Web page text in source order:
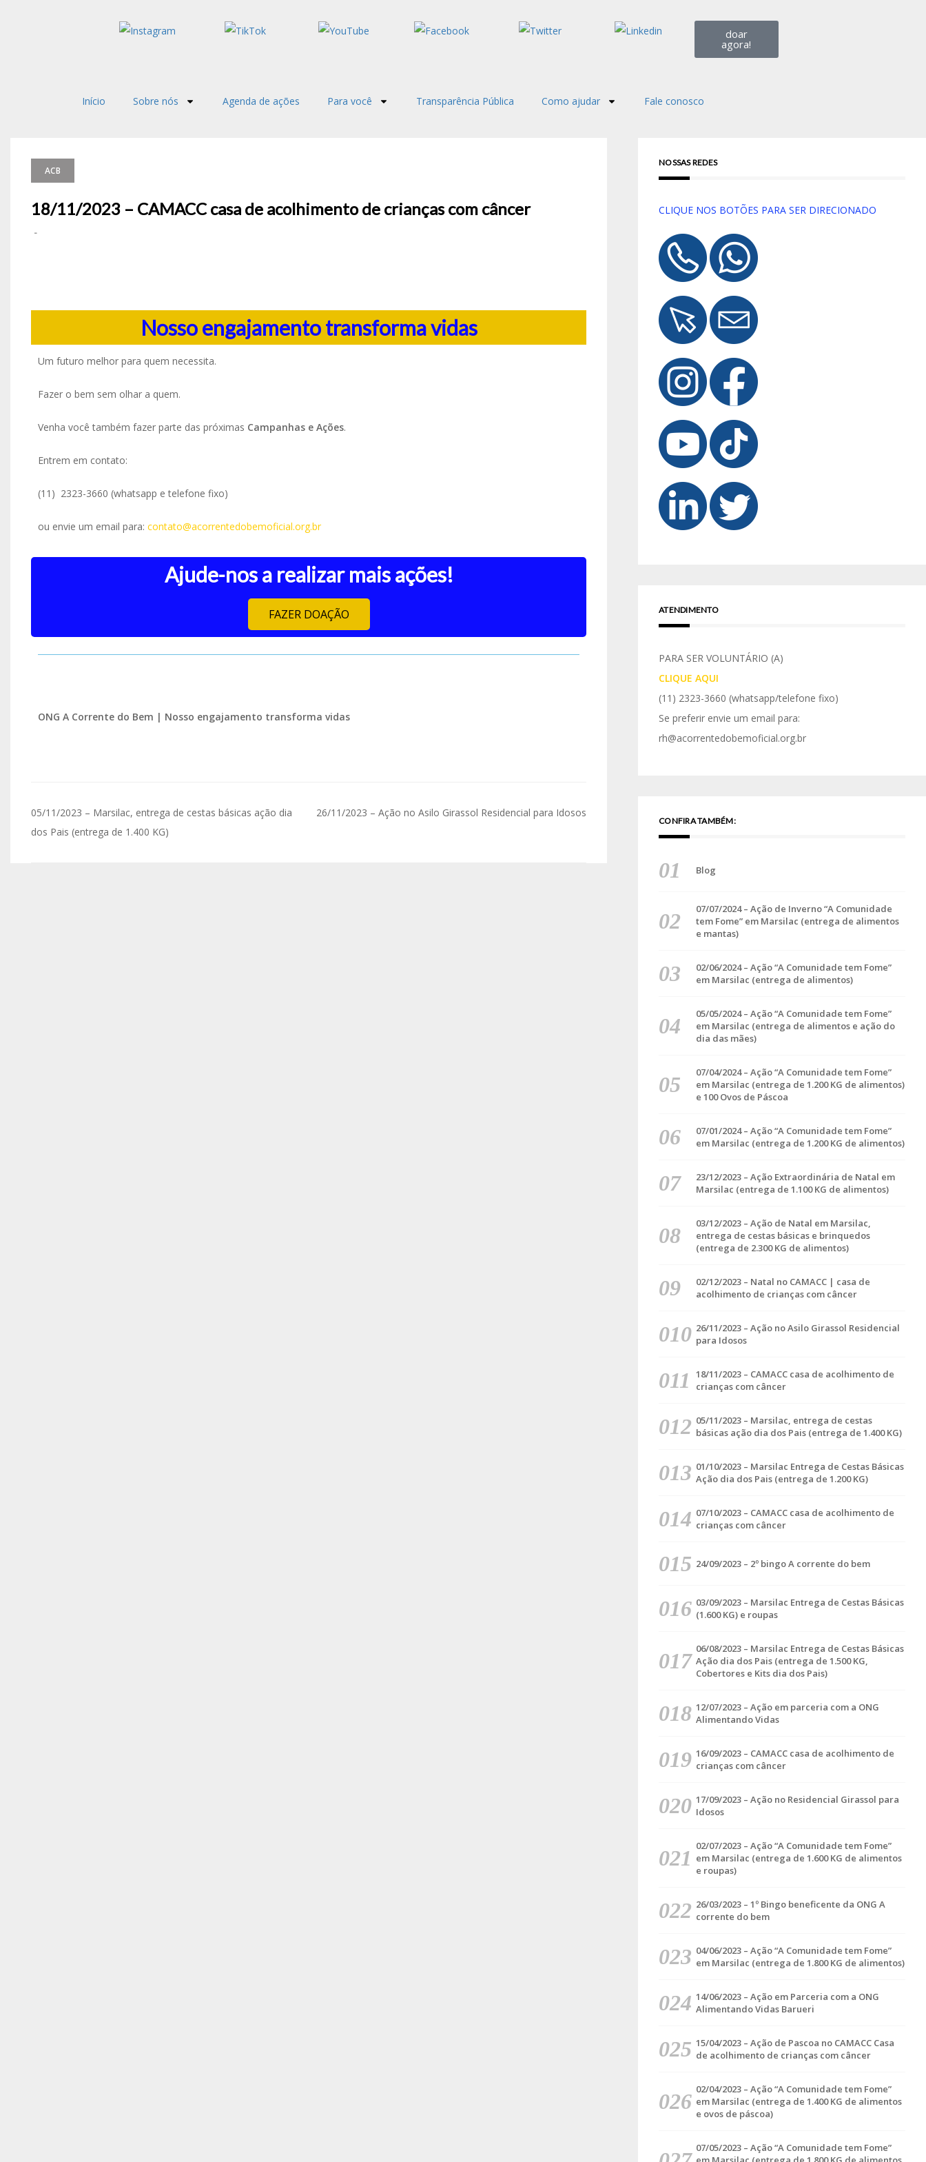
doar
agora!
Início Sobre nós Agenda de ações Para você Transparência Pública Como ajudar Fale conosco
ACB
18/11/2023 – CAMACC casa de acolhimento de crianças com câncer
-
Nosso engajamento transforma vidas
Um futuro melhor para quem necessita.
Fazer o bem sem olhar a quem.
Venha você também fazer parte das próximas Campanhas e Ações.
Entrem em contato:
(11) 2323-3660 (whatsapp e telefone fixo)
ou envie um email para: contato@acorrentedobemoficial.org.br
Ajude-nos a realizar mais ações!
FAZER DOAÇÃO
ONG A Corrente do Bem | Nosso engajamento transforma vidas
05/11/2023 – Marsilac, entrega de cestas básicas ação dia
dos Pais (entrega de 1.400 KG)
26/11/2023 – Ação no Asilo Girassol Residencial para Idosos
NOSSAS REDES
CLIQUE NOS BOTÕES PARA SER DIRECIONADO
ATENDIMENTO
PARA SER VOLUNTÁRIO (A)
CLIQUE AQUI
(11) 2323-3660 (whatsapp/telefone fixo)
Se preferir envie um email para:
rh@acorrentedobemoficial.org.br
CONFIRA TAMBÉM:
Blog
07/07/2024 – Ação de Inverno “A Comunidade
tem Fome” em Marsilac (entrega de alimentos
e mantas)
02/06/2024 – Ação “A Comunidade tem Fome”
em Marsilac (entrega de alimentos)
05/05/2024 – Ação “A Comunidade tem Fome”
em Marsilac (entrega de alimentos e ação do
dia das mães)
07/04/2024 – Ação “A Comunidade tem Fome”
em Marsilac (entrega de 1.200 KG de alimentos)
e 100 Ovos de Páscoa
07/01/2024 – Ação “A Comunidade tem Fome”
em Marsilac (entrega de 1.200 KG de alimentos)
23/12/2023 – Ação Extraordinária de Natal em
Marsilac (entrega de 1.100 KG de alimentos)
03/12/2023 – Ação de Natal em Marsilac,
entrega de cestas básicas e brinquedos
(entrega de 2.300 KG de alimentos)
02/12/2023 – Natal no CAMACC | casa de
acolhimento de crianças com câncer
26/11/2023 – Ação no Asilo Girassol Residencial
para Idosos
18/11/2023 – CAMACC casa de acolhimento de
crianças com câncer
05/11/2023 – Marsilac, entrega de cestas
básicas ação dia dos Pais (entrega de 1.400 KG)
01/10/2023 – Marsilac Entrega de Cestas Básicas
Ação dia dos Pais (entrega de 1.200 KG)
07/10/2023 – CAMACC casa de acolhimento de
crianças com câncer
24/09/2023 – 2º bingo A corrente do bem
03/09/2023 – Marsilac Entrega de Cestas Básicas
(1.600 KG) e roupas
06/08/2023 – Marsilac Entrega de Cestas Básicas
Ação dia dos Pais (entrega de 1.500 KG,
Cobertores e Kits dia dos Pais)
12/07/2023 – Ação em parceria com a ONG
Alimentando Vidas
16/09/2023 – CAMACC casa de acolhimento de
crianças com câncer
17/09/2023 – Ação no Residencial Girassol para
Idosos
02/07/2023 – Ação “A Comunidade tem Fome”
em Marsilac (entrega de 1.600 KG de alimentos
e roupas)
26/03/2023 – 1º Bingo beneficente da ONG A
corrente do bem
04/06/2023 – Ação “A Comunidade tem Fome”
em Marsilac (entrega de 1.800 KG de alimentos)
14/06/2023 – Ação em Parceria com a ONG
Alimentando Vidas Barueri
15/04/2023 – Ação de Pascoa no CAMACC Casa
de acolhimento de crianças com câncer
02/04/2023 – Ação “A Comunidade tem Fome”
em Marsilac (entrega de 1.400 KG de alimentos
e ovos de páscoa)
07/05/2023 – Ação “A Comunidade tem Fome”